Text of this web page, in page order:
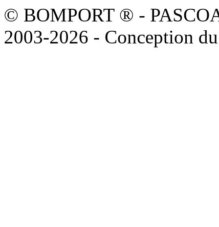
© BOMPORT ® -
2003-2026 - Conception